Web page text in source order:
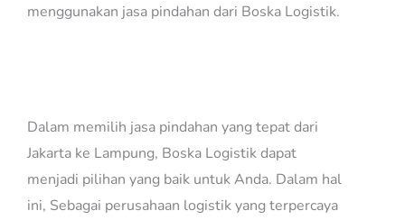
menggunakan jasa pindahan dari Boska Logistik.
Dalam memilih jasa pindahan yang tepat dari
Jakarta ke Lampung, Boska Logistik dapat
menjadi pilihan yang baik untuk Anda. Dalam hal
ini, Sebagai perusahaan logistik yang terpercaya